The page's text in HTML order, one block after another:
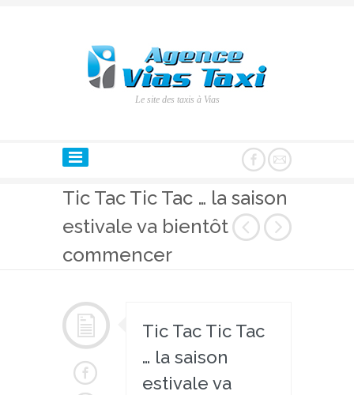
Le site des taxis à Vias
Tic Tac Tic Tac … la saison
estivale va bientôt
commencer
Tic Tac Tic Tac
… la saison
estivale va